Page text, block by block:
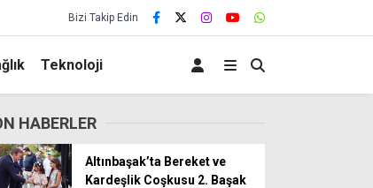
Bizi Takip Edin
Teknoloji
HABERLER
Altınbaşak’ta Bereket ve
Kardeşlik Coşkusu 2. Başak